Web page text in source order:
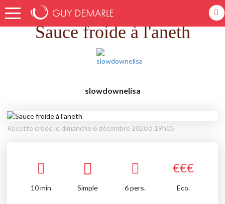
Accueil Recettes Sauce froide à l'aneth
Sauce froide à l'aneth
slowdownelisa
Recette créée le dimanche 6 décembre 2020 à 19h05
€€€
10min Simple 6 pers. Eco.